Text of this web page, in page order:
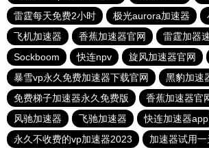
雷霆每天免费2小时
极光aurora加速器
飞机加速器
香蕉加速器官网 雷霆加器
Sockboom
快连npv 旋风加速器官网
暴雪vp永久免费加速器下载官网
黑豹加速
免费梯子加速器永久免费版
香蕉加速器官
风驰加速器
飞驰加速器
快连加速器app
永久不收费的vp加速器2023
加速器试用一